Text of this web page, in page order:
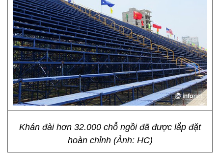
Khán đài hơn 32.000 chỗ ngồi đã được lắp đặt
hoàn chỉnh (Ảnh: HC)